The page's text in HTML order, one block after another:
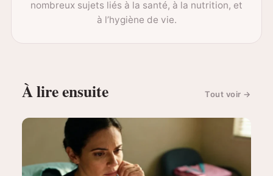
nombreux sujets liés à la santé, à la nutrition, et
à l’hygiène de vie.
À lire ensuite Tout voir →